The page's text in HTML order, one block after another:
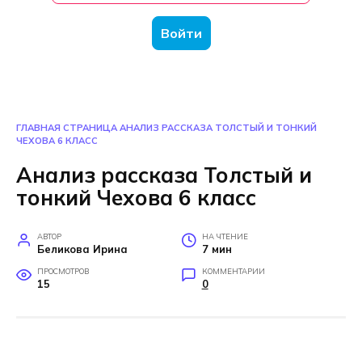
Войти
ГЛАВНАЯ СТРАНИЦА АНАЛИЗ РАССКАЗА ТОЛСТЫЙ И ТОНКИЙ
ЧЕХОВА 6 КЛАСС
Анализ рассказа Толстый и
тонкий Чехова 6 класс
АВТОР
Беликова Ирина
НА ЧТЕНИЕ
7 мин
ПРОСМОТРОВ
15
КОММЕНТАРИИ
0